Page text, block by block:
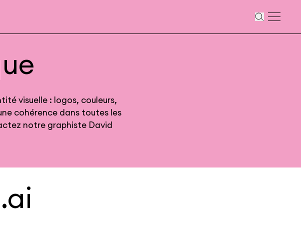
visuelle : logos, couleurs,
cohérence dans toutes les
notre graphiste David